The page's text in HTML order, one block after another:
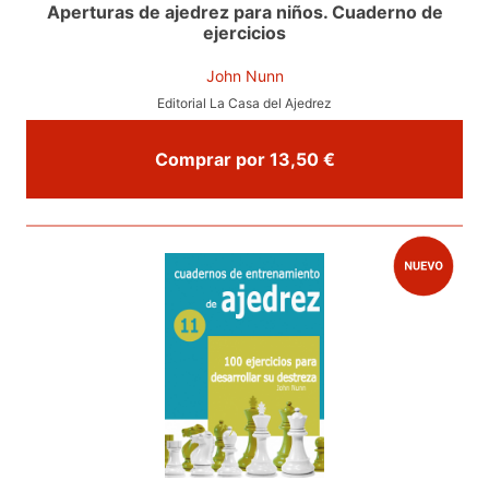
Aperturas de ajedrez para niños. Cuaderno de
ejercicios
John Nunn
Editorial La Casa del Ajedrez
Comprar por 13,50 €